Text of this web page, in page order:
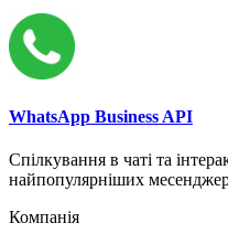
WhatsApp Business API
Спілкування в чаті та
найпопулярніших
Компанія